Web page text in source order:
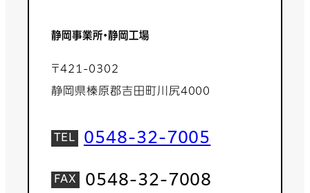
静岡事業所・静岡工場
〒421-0302
静岡県榛原郡吉田町川尻4000
0548-32-7005
0548-32-7008